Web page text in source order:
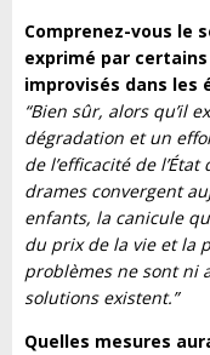
Comprenez-vous le
exprimé par
improvisés dans les
“Bien sûr, alors qu’il
dégradation et un
de l’efficacité de
drames convergent
enfants, la canicule
du prix de la vie et la
problèmes ne sont ni
solutions existent.”
Quelles mesures